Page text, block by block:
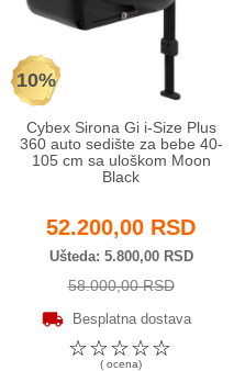
Odeća i obuća
Igračke za bebe i decu
AKCIJA
Call Centar
011 438 1 000
10%
Cybex Sirona Gi i-Size Plus
360 auto sedište za bebe 40-
105 cm sa uloškom Moon
Black
52.200,00 RSD
Ušteda 5.800,00 RSD
58.000,00 RSD
Besplatna dostava
☆
☆
☆
☆
☆
( ocena)